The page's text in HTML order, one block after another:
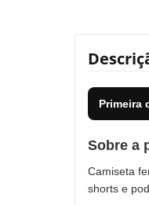
Primeira
Sobre a
Camiseta
shorts e